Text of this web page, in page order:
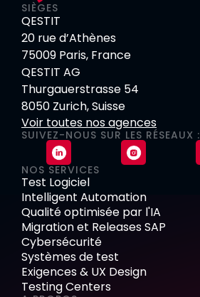
SIÈGES
QESTIT
20 rue d’Athènes
75009 Paris, France
QESTIT AG
Thurgauerstrasse 54
8050 Zurich, Suisse
Voir toutes nos agences
SUIVEZ-NOUS SUR LES RÉSEAUX :
NOS SERVICES
Test Logiciel
Intelligent Automation
Qualité optimisée par l'IA
Migration et Releases SAP
Cybersécurité
Systèmes de test
Exigences & UX Design
Testing Centers